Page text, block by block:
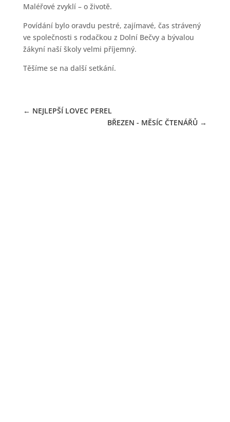
Maléřové zvyklí – o životě.
Povídání bylo oravdu pestré, zajímavé, čas strávený
ve společnosti s rodačkou z Dolní Bečvy a bývalou
žákyní naší školy velmi příjemný.
Těšíme se na další setkání.
← NEJLEPŠÍ LOVEC PEREL
BŘEZEN - MĚSÍC ČTENÁŘŮ →